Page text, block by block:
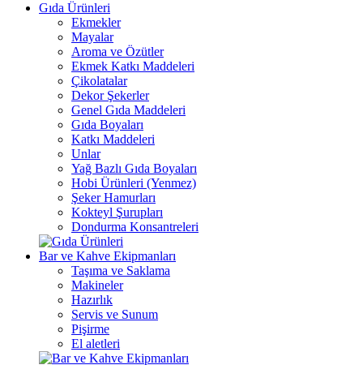
Gıda Ürünleri
Ekmekler
Mayalar
Aroma ve Özütler
Ekmek Katkı Maddeleri
Çikolatalar
Dekor Şekerler
Genel Gıda Maddeleri
Gıda Boyaları
Katkı Maddeleri
Unlar
Yağ Bazlı Gıda Boyaları
Hobi Ürünleri (Yenmez)
Şeker Hamurları
Kokteyl Şurupları
Dondurma Konsantreleri
Bar ve Kahve Ekipmanları
Taşıma ve Saklama
Makineler
Hazırlık
Servis ve Sunum
Pişirme
El aletleri